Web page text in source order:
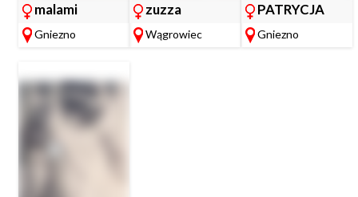
malami
Gniezno
zuzza
Wągrowiec
PATRYCJA
Gniezno